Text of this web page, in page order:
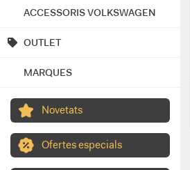
ACCESSORIS VOLKSWAGEN
OUTLET
MARQUES
Novetats
Ofertes especials